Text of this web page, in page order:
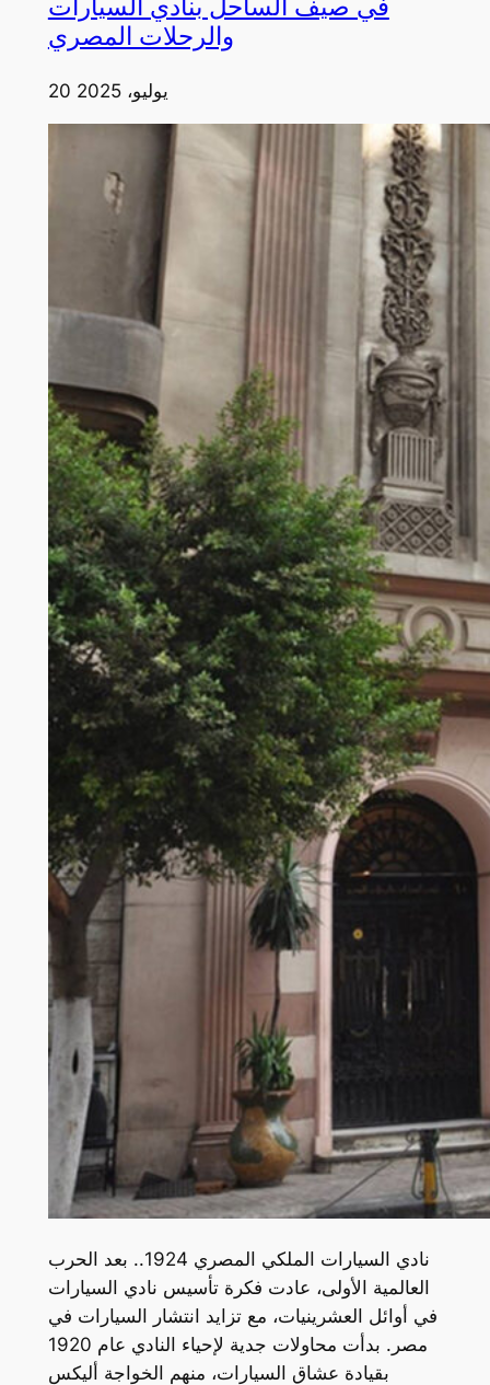
في صيف الساحل بنادي السيارات
والرحلات المصري
20 يوليو، 2025
نادي السيارات الملكي المصري 1924.. بعد الحرب
العالمية الأولى، عادت فكرة تأسيس نادي السيارات
في أوائل العشرينيات، مع تزايد انتشار السيارات في
مصر. بدأت محاولات جدية لإحياء النادي عام 1920
بقيادة عشاق السيارات، منهم الخواجة أليكس